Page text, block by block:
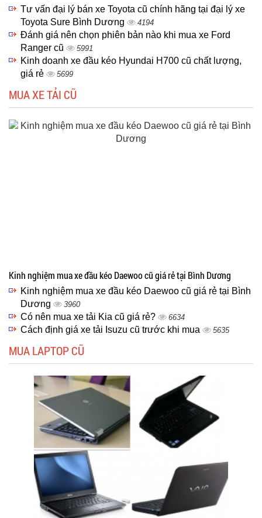
Tư vấn đại lý bán xe Toyota cũ chính hãng tại đại lý xe
Toyota Sure Bình Dương
4194
Đánh giá nên chọn phiên bản nào khi mua xe Ford
Ranger cũ
5991
Kinh doanh xe đầu kéo Hyundai H700 cũ chất lượng,
giá rẻ
5699
MUA XE TẢI CŨ
Kinh nghiệm mua xe đầu kéo Daewoo cũ giá rẻ tại Bình Dương
Kinh nghiệm mua xe đầu kéo Daewoo cũ giá rẻ tại Bình
Dương
3960
Có nên mua xe tải Kia cũ giá rẻ? 6634
Cách định giá xe tải Isuzu cũ trước khi mua 5635
MUA LAPTOP CŨ